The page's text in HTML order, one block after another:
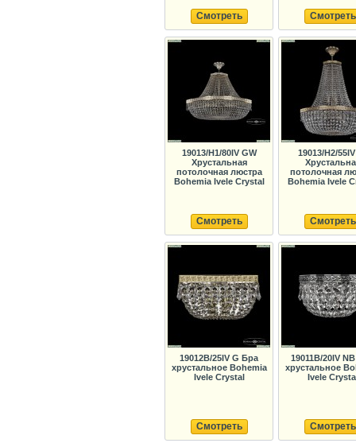
Смотреть Смотреть
19013/H1/80IV GW
Хрустальная
потолочная люстра
Bohemia Ivele Crystal
Смотреть
19013/H2/
потолочная
Bohemia Ivele
Смотреть
19012B/25IV G Бра
хрустальное Bohemia
Ivele Crystal
Смотреть
19011B/20IV
хрустальное
Ivele
Смотреть